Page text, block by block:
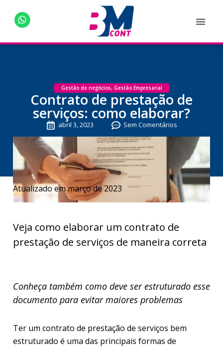
Gestão de negócios, Gestão Empresarial
Contrato de prestação de
serviços: como elaborar?
abril 3, 2023 Sem Comentários
Atualizado em março de 2023
Veja como elaborar um contrato de
prestação de serviços de maneira correta
Conheça também como deve ser estruturado esse
documento para evitar maiores problemas
Ter um contrato de prestação de serviços bem
estruturado é uma das principais formas de